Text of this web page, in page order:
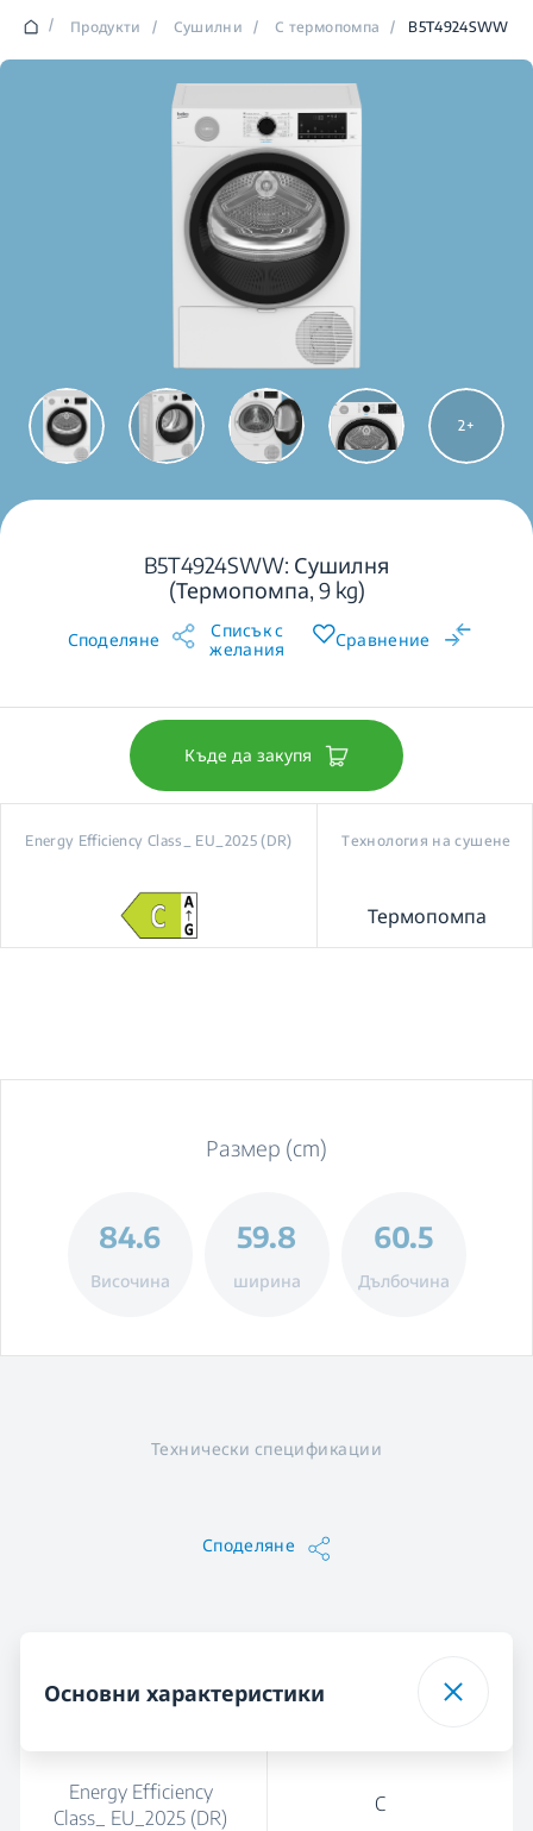
/ Продукти / Сушилни / С термопомпа / B5T4924SWW
2
B5T4924SWW: Сушилня
(Термопомпа, 9 kg)
Споделяне
Списък с
желания
Сравнение
Къде да закупя
Energy Efficiency Class_ EU_2025 (DR) Технология на сушене
Термопомпа
Размер (cm)
84.6
Височина
59.8
ширина
60.5
Дълбочина
Технически спецификации
Споделяне
Основни характеристики
Energy Efficiency
Class_ EU_2025 (DR)
C